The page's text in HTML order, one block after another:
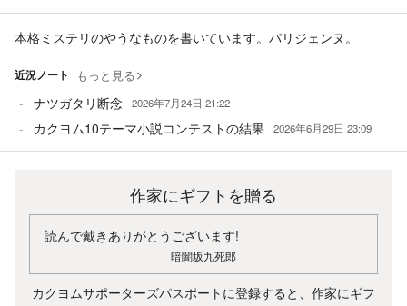
本格ミステリのやうなものを書いています。パリジェンヌ。
近況ノート もっと見る
ナツガタリ断念 2026年7月24日 21:22
カクヨム10テーマ小説コンテストの結果 2026年6月29日 23:09
作家にギフトを贈る
読んで戴きありがとうございます!
暗闇坂九死郎
カクヨムサポーターズパスポートに登録すると、作家にギフ